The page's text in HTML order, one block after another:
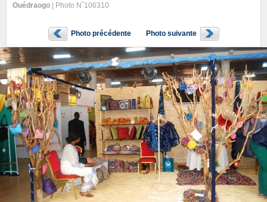
Ouédraogo | Photo N˚106310
Photo précédente Photo suivante